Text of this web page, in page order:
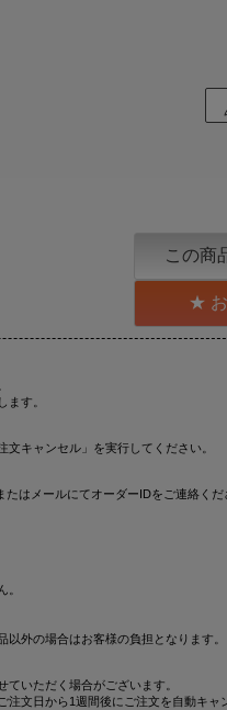
この商
す。
キャンセル」を実行してください。
はメールにてオーダーIDをご連絡くだ
。
外の場合はお客様の負担となります。
いただく場合がございます。
文日から1週間後にご注文を自動キャ